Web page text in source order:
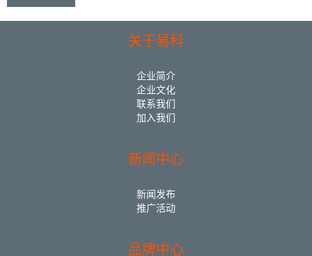
关于易科
企业简介
企业文化
联系我们
加入我们
新闻中心
新闻发布
推广活动
品牌中心